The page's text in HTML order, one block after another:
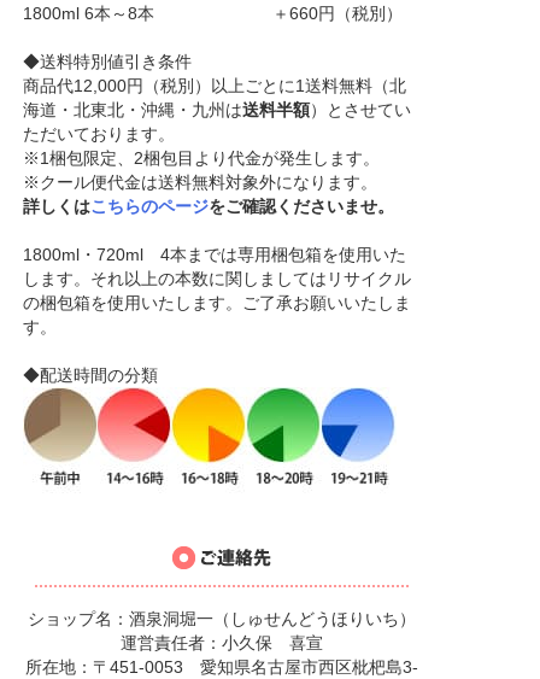
1800ml 6本～8本 ＋660円（税別）
◆送料特別値引き条件
商品代12,000円（税別）以上ごとに1送料無料（北
海道・北東北・沖縄・九州は送料半額）とさせてい
ただいております。
※1梱包限定、2梱包目より代金が発生します。
※クール便代金は送料無料対象外になります。
詳しくはこちらのページをご確認くださいませ。
1800ml・720ml 4本までは専用梱包箱を使用いた
します。それ以上の本数に関しましてはリサイクル
の梱包箱を使用いたします。ご了承お願いいたしま
す。
◆配送時間の分類
ショップ名：酒泉洞堀一（しゅせんどうほりいち）
運営責任者：小久保 喜宣
所在地：〒451-0053 愛知県名古屋市西区枇杷島3-